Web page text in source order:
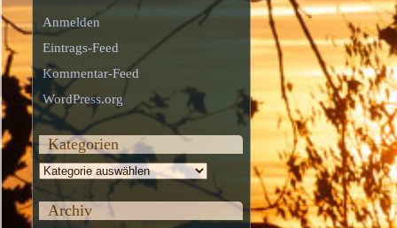
Anmelden
Eintrags-Feed
Kommentar-Feed
WordPress.org
Kategorien
Kategorien
Archiv